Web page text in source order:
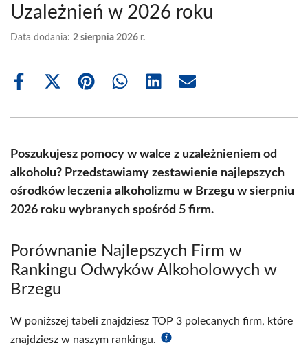
Uzależnień w 2026 roku
Data dodania: 2 sierpnia 2026 r.
Share
Share
(Twitter)
Share Share Share Share
Poszukujesz pomocy w walce z uzależnieniem od
alkoholu? Przedstawiamy zestawienie najlepszych
ośrodków leczenia alkoholizmu w Brzegu w sierpniu
2026 roku wybranych spośród 5 firm.
Porównanie Najlepszych Firm w
Rankingu Odwyków Alkoholowych w
Brzegu
W poniższej tabeli znajdziesz TOP 3 polecanych firm, które
znajdziesz w naszym rankingu.